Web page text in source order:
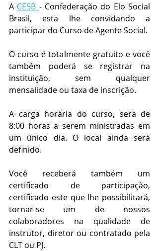
A CESB - Confederação do Elo Social
Brasil, esta lhe convidando a
participar do Curso de Agente Social.
O curso é totalmente gratuito e você
também poderá se registrar na
instituição, sem qualquer
mensalidade ou taxa de inscrição.
A carga horária do curso, será de
8:00 horas a serem ministradas em
um único dia. O local ainda será
definido.
Você receberá também um
certificado de participação,
certificado este que lhe possibilitará,
tornar-se um de nossos
colaboradores na qualidade de
instrutor, diretor ou contratado pela
CLT ou PJ.